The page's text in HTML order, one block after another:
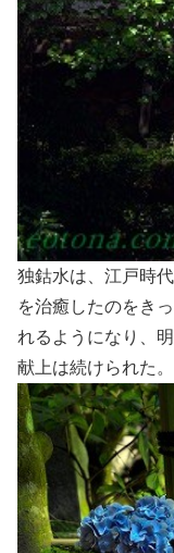
独鈷水は、江戸時
を治癒したのをき
れるようになり、
献上は続けられた。